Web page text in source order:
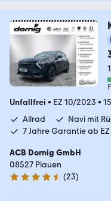
Unfallfrei • EZ 10/2023 •
Allrad
Navi mit
7 Jahre Garantie ab EZ
ACB Dornig GmbH
08527 Plauen
4.6 Sterne
(23)